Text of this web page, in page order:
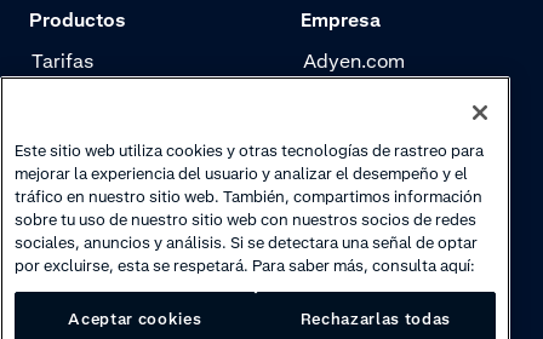
Productos
Tarifas
Gestión de riesgo
Autenticación
Empresa
Adyen.com
Newsletter
Trabaja con nosotros
Este sitio web utiliza cookies y otras tecnologías de rastreo para
mejorar la experiencia del usuario y analizar el desempeño y el
tráfico en nuestro sitio web. También, compartimos información
sobre tu uso de nuestro sitio web con nuestros socios de redes
sociales, anuncios y análisis. Si se detectara una señal de optar
por excluirse, esta se respetará. Para saber más, consulta aquí:
Aceptar cookies Rechazarlas todas